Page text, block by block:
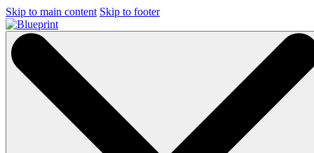
Skip to main content Skip to footer